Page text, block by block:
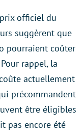
officiel du
suggèrent que
pourraient coûter
rappel, la
actuellement
précommandent
être éligibles
pas encore été